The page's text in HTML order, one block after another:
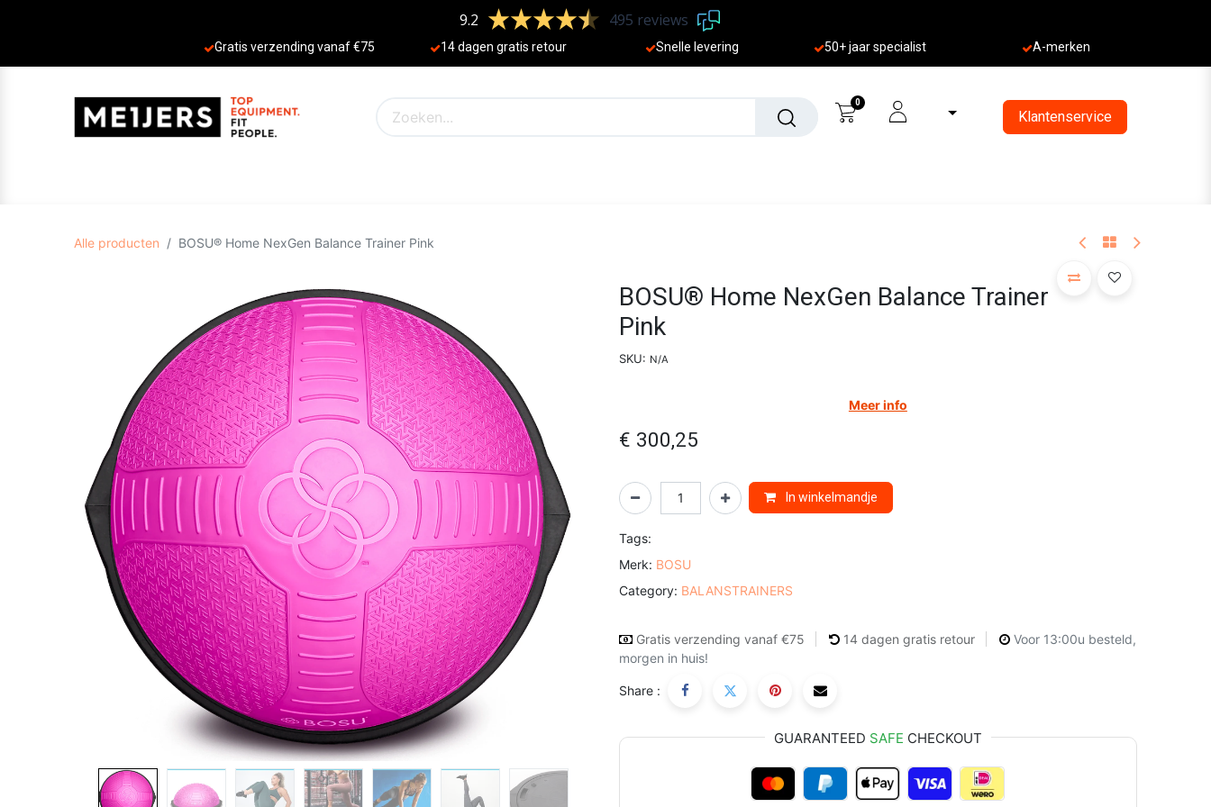
9.2 495 reviews
Gratis verzending vanaf €75 14 dagen gratis retour Sne lle levering 50+ jaar specialist A-merken
0
Klantenservice
Alle producten BOSU® Home NexGen Balance Trainer Pink
BOSU® Home NexGen Balance Trainer
Pink
SKU: N/A
Meer info
€ 300,25
In winkelmandje
Tags:
Merk: BOSU
Category: BALANSTRAINERS
Gratis verzending vanaf €75 14 dagen gratis retour
Voor 13:00u besteld,
morgen in huis!
Share :
GUARANTEED SAFE CHECKOUT